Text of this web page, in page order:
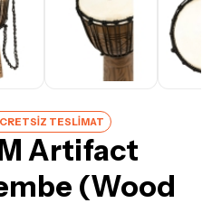
TESLİMAT
Artifact
(Wood